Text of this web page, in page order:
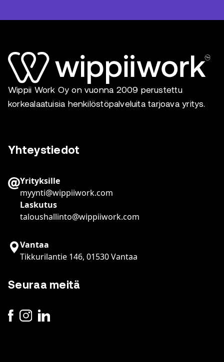
Wippii Work Oy on vuonna 2009 perustettu
korkealaatuisia henkilöstöpalveluita tarjoava yritys.
Yhteystiedot
Yrityksille
myynti@wippiiwork.com
Laskutus
taloushallinto@wippiiwork.com
Vantaa
Tikkurilantie 146, 01530 Vantaa
Seuraa meitä